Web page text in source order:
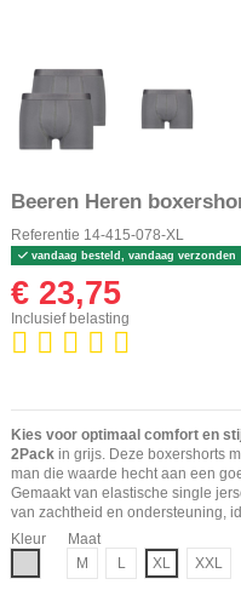
Beeren Heren
Referentie 14-415-078-XL
vandaag besteld, vandaag verzonden
€ 23,75
Inclusief belasting
Kies voor optimaal comfort en
2Pack in grijs. Deze boxershorts
man die waarde hecht aan een
Gemaakt van elastische single
van zachtheid en ondersteuning,
Kleur
Maat
M
L XL XXL